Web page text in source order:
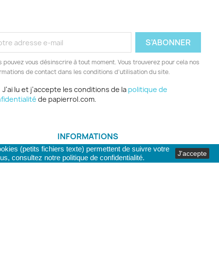
pouvez vous désinscrire à tout moment. Vous trouverez pour cela nos
de contact dans les conditions d'utilisation du site.
J'ai lu et j'accepte les conditions de la politique de
de papierrol.com.
INFORMATIONS
PAYBOOSTER
Hoge Kouter, 23
(petits fichiers texte) permettent de suivre votre
consultez notre politique de confidentialité. J'accepte